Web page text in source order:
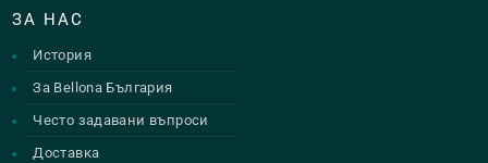
ЗА НАС
История
За Bellona България
Често задавани въпроси
Доставка